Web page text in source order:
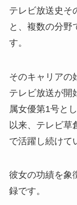
テレビ放送史そ
と、複数の分野
す。
そのキャリアの
テレビ放送が開
属女優第1号と
以来、テレビ草
で活躍し続けて
彼女の功績を象
録です。